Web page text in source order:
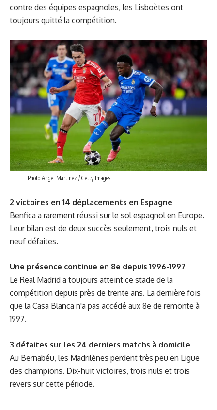
contre des équipes espagnoles, les Lisboètes ont
toujours quitté la compétition.
Photo Angel Martinez / Getty Images
2 victoires en 14 déplacements en Espagne
Benfica a rarement réussi sur le sol espagnol en Europe.
Leur bilan est de deux succès seulement, trois nuls et
neuf défaites.
Une présence continue en 8e depuis 1996-1997
Le Real Madrid a toujours atteint ce stade de la
compétition depuis près de trente ans. La dernière fois
que la Casa Blanca n'a pas accédé aux 8e de remonte à
1997.
3 défaites sur les 24 derniers matchs à domicile
Au Bernabéu, les Madrilènes perdent très peu en Ligue
des champions. Dix-huit victoires, trois nuls et trois
revers sur cette période.